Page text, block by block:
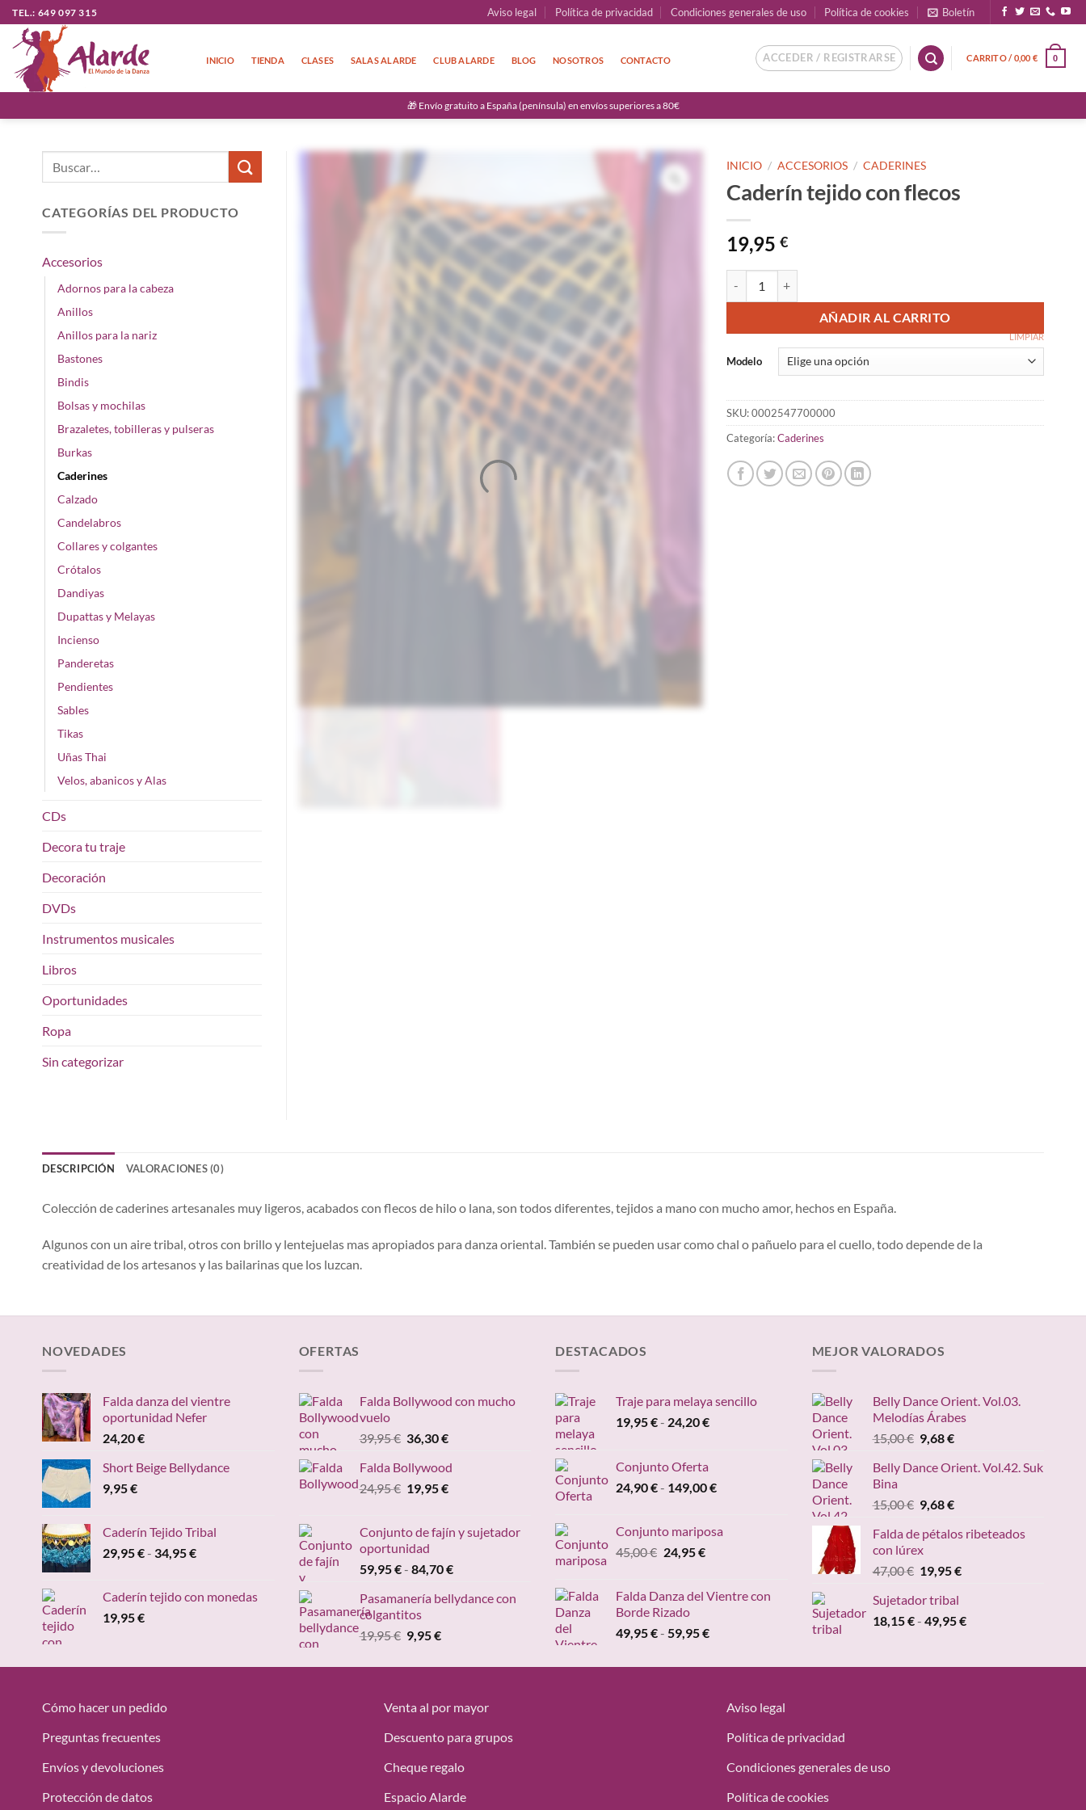
Saltar
al
contenido
TEL.: 649 097 315 Aviso legal Política de privacidad Condiciones generales de uso Política de cookies Boletín
INICIO TIENDA CLASES SALAS ALARDE CLUB ALARDE BLOG NOSOTROS CONTACTO ACCEDER / REGISTRARSE CARRITO /0,00 € 0
🎁 Envío gratuito a España (península) en envíos superiores a 80€
INICIO / ACCESORIOS / CADERINES
Caderín tejido con flecos
19,95 €
AÑADIR AL CARRITO
Modelo
LIMPIAR
SKU:0002547700000
Categoría:Caderines
CATEGORÍAS DEL PRODUCTO
Accesorios
Adornos para la cabeza
Anillos
Anillos para la nariz
Bastones
Bindis
Bolsas y mochilas
Brazaletes, tobilleras y pulseras
Burkas
Caderines
Calzado
Candelabros
Collares y colgantes
Crótalos
Dandiyas
Dupattas y Melayas
Incienso
Panderetas
Pendientes
Sables
Tikas
Uñas Thai
Velos, abanicos y Alas
CDs
Decora tu traje
Decoración
DVDs
Instrumentos musicales
Libros
Oportunidades
Ropa
Sin categorizar
DESCRIPCIÓN VALORACIONES (0)
Colección de caderines artesanales muy ligeros, acabados con flecos de hilo o lana, son todos diferentes, tejidos a mano con mucho amor, hechos en España.
Algunos con un aire tribal, otros con brillo y lentejuelas mas apropiados para danza oriental. También se pueden usar como chal o pañuelo para el cuello, todo depende de la
creatividad de los artesanos y las bailarinas que los luzcan.
NOVEDADES
Falda danza del vientre
oportunidad Nefer
24,20€
Short Beige Bellydance
9,95€
Caderín Tejido Tribal
29,95€- 34,95€Rango
desde
Caderín tejido con monedas
19,95€
OFERTAS
Falda Bollywood con mucho
vuelo
39,95€ El
original
era:
36,30€El
actual
es:
Falda Bollywood
24,95€ El
era:
24,95 €.
19,95€El
es:
Conjunto de fajín y sujetador
oportunidad
59,95€- 84,70€Rango
precios:
84,70 €
Pasamanería bellydance con
colgantitos
19,95€ El
original
19,95 €.
9,95€El
actual
DESTACADOS
Traje para melaya sencillo
19,95€- 24,20€Rango
19,95 €
Conjunto Oferta
24,90€- 149,00€Rango
desde
Conjunto mariposa
45,00€ El
era:
45,00 €.
24,95€El
es:
Falda Danza del Vientre con
Borde Rizado
49,95€- 59,95€Rango
precios:
hasta
59,95 €
MEJOR VALORADOS
Belly Dance Orient. Vol.03.
Melodías Árabes
15,00€ El
original
15,00 €.
9,68€El
actual
9,68 €.
Belly Dance Orient. Vol.42. Suk
Bina
15,00€ El
original
era:
15,00 €.
9,68€El
actual
9,68 €.
Falda de pétalos ribeteados
con lúrex
47,00€ El
original
era:
19,95€El
es:
Sujetador tribal
18,15€- 49,95€Rango
desde
Cómo hacer un pedido
Preguntas frecuentes
Envíos y devoluciones
Protección de datos
Venta al por mayor
Descuento para grupos
Cheque regalo
Espacio Alarde
Aviso legal
Política de privacidad
Condiciones generales de uso
Política de cookies